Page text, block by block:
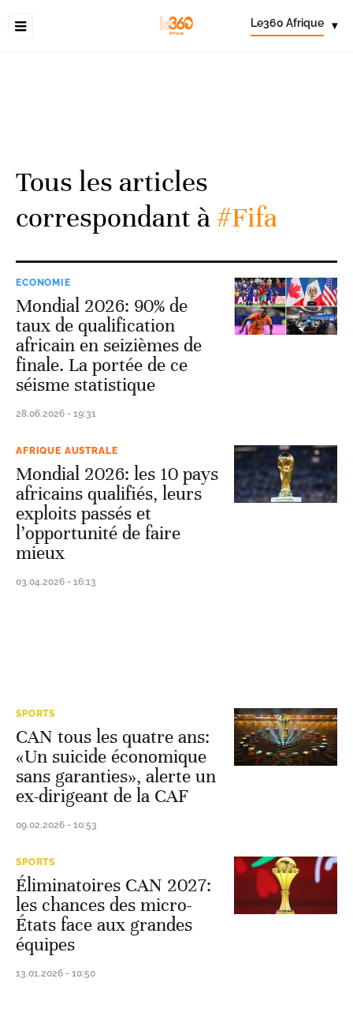
Le360 Afrique ▾
Tous les articles
correspondant à#Fifa
ECONOMIE
Mondial 2026: 90% de
taux de qualification
africain en seizièmes de
finale. La portée de ce
séisme statistique
28.06.2026 - 19:31
AFRIQUE AUSTRALE
Mondial 2026: les 10 pays
africains qualifiés, leurs
exploits passés et
l’opportunité de faire
mieux
03.04.2026 - 16:13
SPORTS
CAN tous les quatre ans:
«Un suicide économique
sans garanties», alerte un
ex-dirigeant de la CAF
09.02.2026 - 10:53
SPORTS
Éliminatoires CAN 2027:
les chances des micro-
États face aux grandes
équipes
13.01.2026 - 10:50